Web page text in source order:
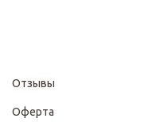
Отзывы
Оферта